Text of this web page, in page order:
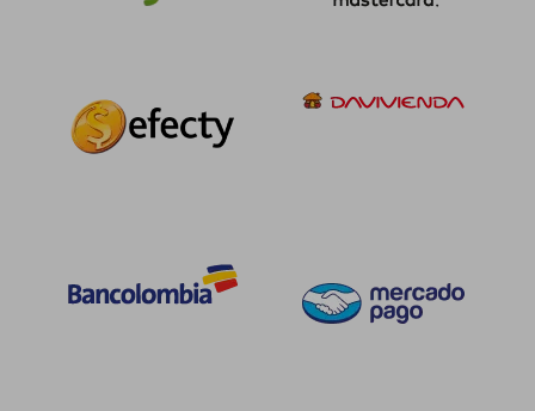
55%
dcto.
$ 154.573
$ 69.558
6%
dcto.